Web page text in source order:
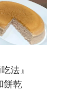
法』
餅乾